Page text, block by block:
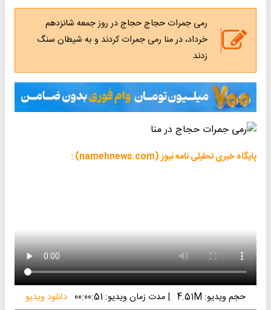
رمی جمرات حجاج حجاج در روز جمعه شانزدهم
خرداد، در منا رمی جمرات کردند و به شیطان سنگ
زدند
پایگاه خبری تحلیلی نامه نیوز (namehnews.com) :
حجم ویدیو: 4.51M | مدت زمان ویدیو: 00:00:51 دانلود ویدیو